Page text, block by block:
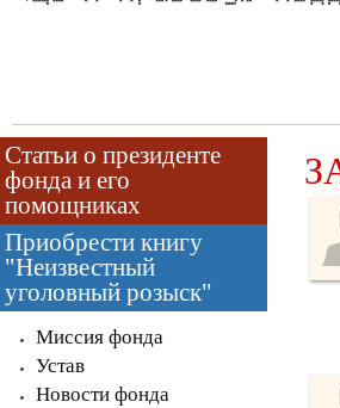
Статьи о президенте
фонда и его
помощниках
Приобрести книгу
"Неизвестный
уголовный розыск"
Миссия фонда
Устав
Новости фонда